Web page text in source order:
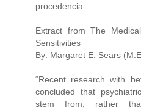
procedencia.
Extract from The
Sensitivities
By: Margaret E. Sears
“Recent research with
concluded that
stem from, rather